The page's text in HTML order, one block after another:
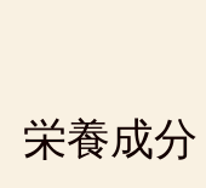
栄養成分